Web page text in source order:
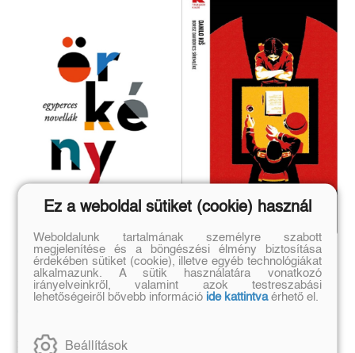
Egyperces novellák
Eredeti ár:
7 499 Ft
6 749 Ft
Borisz Davidovics
síremléke
Ez a weboldal sütiket (cookie) használ
Weboldalunk tartalmának személyre szabott
megjelenítése és a böngészési élmény biztosítása
érdekében sütiket (cookie), illetve egyéb technológiákat
alkalmazunk. A sütik használatára vonatkozó
irányelveinkről, valamint azok testreszabási
lehetőségeiről bővebb információ ide kattintvaérhető el.
Beállítások